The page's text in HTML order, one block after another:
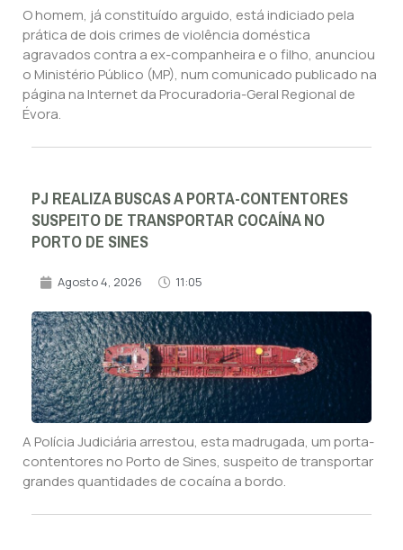
O homem, já constituído arguido, está indiciado pela
prática de dois crimes de violência doméstica
agravados contra a ex-companheira e o filho, anunciou
o Ministério Público (MP), num comunicado publicado na
página na Internet da Procuradoria-Geral Regional de
Évora.
PJ REALIZA BUSCAS A PORTA-CONTENTORES
SUSPEITO DE TRANSPORTAR COCAÍNA NO
PORTO DE SINES
Agosto 4, 2026 11:05
A Polícia Judiciária arrestou, esta madrugada, um porta-
contentores no Porto de Sines, suspeito de transportar
grandes quantidades de cocaína a bordo.